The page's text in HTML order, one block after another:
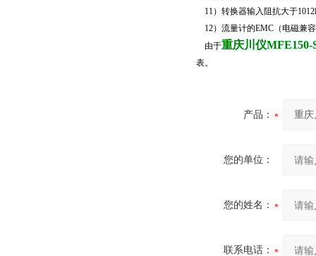
11）转换器输入阻抗大于
12）流量计的EMC（电磁兼
由于重庆川仪MFE150-
表。
产品：
您的单位：
您的姓名：
联系电话：